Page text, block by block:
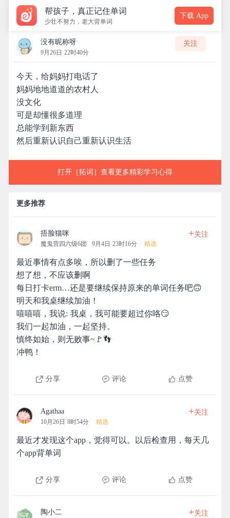
帮孩子，真正记住单词
少壮不努力，老大背单词
下载 App
没有昵称呀
9月26日 22时40分
关注
今天，给妈妈打电话了
妈妈地地道道的农村人
没文化
可是却懂很多道理
总能学到新东西
然后重新认识自己重新认识生活
打开［拓词］查看更多精彩学习心得
更多推荐
捂脸猫咪
魔鬼营四六级6团 9月4日 23时16分 精选
+关注
最近事情有点多唉，所以删了一些任务
想了想，不应该删啊
每日打卡erm…还是要继续保持原来的单词任务吧🙃
明天和我桌继续加油！
嘻嘻嘻，我说: 我桌，我可能要超过你咯😏
我们一起加油，一起坚持。
慎终如始，则无败事~🚩👣
冲鸭！
分享 评论 点赞
Agathaa
10月26日 8时54分 精选
+关注
最近才发现这个app，觉得可以。以后检查用，每天几
个app背单词
分享 评论 点赞
陶小二 +关注